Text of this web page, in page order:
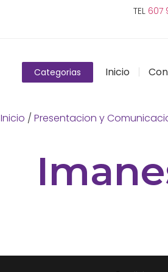
TEL 607
Categorias Inicio
Inicio / Presentacion y